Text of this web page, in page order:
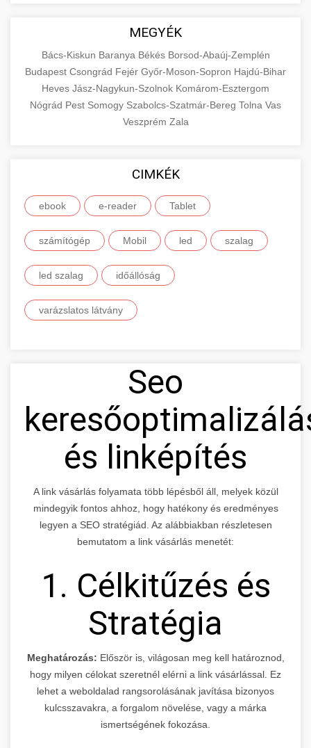
MEGYÉK
Bács-Kiskun Baranya Békés Borsod-Abaúj-Zemplén
Budapest Csongrád Fejér Győr-Moson-Sopron Hajdú-Bihar
Heves Jász-Nagykun-Szolnok Komárom-Esztergom
Nógrád Pest Somogy Szabolcs-Szatmár-Bereg Tolna Vas
Veszprém Zala
CIMKÉK
ebook e-reader Tablet
számítógép Mobil led szalag
led szalag időállóság
varázslatos látvány
Seo
és linképítés
A link vásárlás folyamata több lépésből áll, melyek közül
mindegyik fontos ahhoz, hogy hatékony és eredményes
legyen a SEO stratégiád. Az alábbiakban részletesen
bemutatom a link vásárlás menetét:
1. Célkitűzés és
Stratégia
Meghatározás: Először is, világosan meg kell határoznod,
hogy milyen célokat szeretnél elérni a link vásárlással. Ez
lehet a weboldalad rangsorolásának javítása bizonyos
kulcsszavakra, a forgalom növelése, vagy a márka
ismertségének fokozása.